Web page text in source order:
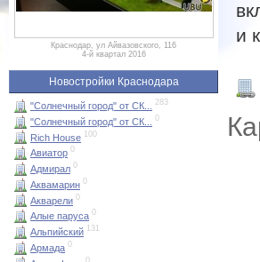
Краснодар, ул Айвазовского, 116
4-й квартал 2016
Новостройки Краснодара
"Солнечный город" от СК... 283
"Солнечный город" от СК... 0
Rich House 100
Авиатор 0
Адмирал 0
Аквамарин 0
Акварели 0
Алые паруса 0
Альпийский 131
Армада 0
0
и